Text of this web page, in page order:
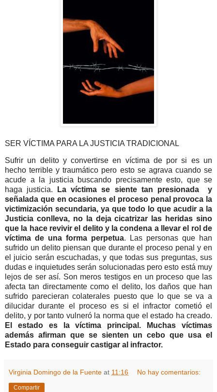
SER VÍCTIMA PARA LA JUSTICIA TRADICIONAL
Sufrir un delito y convertirse en víctima de por si es un
hecho terrible y traumático pero esto se agrava cuando se
acude a la justicia buscando precisamente esto, que se
haga justicia. La víctima se siente tan presionada y
señalada que en ocasiones el proceso penal provoca la
victimización secundaria, ya que todo lo que acudir a la
Justicia conlleva, no la deja cicatrizar las heridas sino
que la hace revivir el delito y la condena a llevar el rol de
víctima de una forma perpetua. Las personas que han
sufrido un delito piensan que durante el proceso penal y en
el juicio serán escuchadas, y que todas sus preguntas, sus
dudas e inquietudes serán solucionadas pero esto está muy
lejos de ser así. Son meros testigos en un proceso que las
afecta tan directamente como el delito, los daños que han
sufrido parecieran colaterales puesto que lo que se va a
dilucidar durante el proceso es si el infractor cometió el
delito, y por tanto vulneró la norma que el estado ha creado.
El estado es la víctima principal. Muchas víctimas
además afirman que se sienten un cebo que usa el
Estado para conseguir castigar al infractor.
Virginia Domingo de la Fuente at 11:16 No hay comentarios:
Compartir